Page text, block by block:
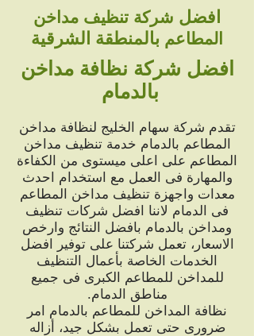
افضل شركة تنظيف مداخن
المطاعم بالمنطقة الشرقية
افضل شركة نظافة مداخن
بالدمام
تقدم شركة سهام الخليج لنظافة مداخن
المطاعم بالدمام خدمة تنظيف مداخن
المطاعم على اعلى ميستوى من الكفاءة
والمهارة فى العمل مع استخدام احدث
معدات واجهزة تنظيف مداخن المطاعم
فى الدمام لاننا افضل شركات تنظيف
ومداخن بالدمام بافضل النتائج وارخص
الاسعار، تعمل شركتنا على توفير افضل
الخدمات الخاصة بأعمال التنظيف
للمداخن للمطاعم الكبرى فى جميع
مناطق الدمام.
نظافة المداخن للمطاعم بالدمام امر
ضرورى حتى تعمل بشكل جيد، أزاله